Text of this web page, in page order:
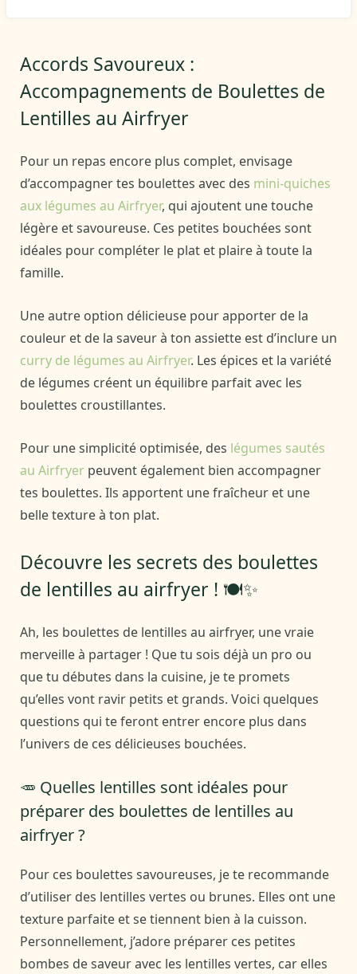
Accords Savoureux :
Accompagnements de Boulettes de
Lentilles au Airfryer
Pour un repas encore plus complet, envisage
d’accompagner tes boulettes avec des mini-quiches
aux légumes au Airfryer, qui ajoutent une touche
légère et savoureuse. Ces petites bouchées sont
idéales pour compléter le plat et plaire à toute la
famille.
Une autre option délicieuse pour apporter de la
couleur et de la saveur à ton assiette est d’inclure un
curry de légumes au Airfryer. Les épices et la variété
de légumes créent un équilibre parfait avec les
boulettes croustillantes.
Pour une simplicité optimisée, des légumes sautés
au Airfryer peuvent également bien accompagner
tes boulettes. Ils apportent une fraîcheur et une
belle texture à ton plat.
Découvre les secrets des boulettes
de lentilles au airfryer ! 🍽️✨
Ah, les boulettes de lentilles au airfryer, une vraie
merveille à partager ! Que tu sois déjà un pro ou
que tu débutes dans la cuisine, je te promets
qu’elles vont ravir petits et grands. Voici quelques
questions qui te feront entrer encore plus dans
l’univers de ces délicieuses bouchées.
🥕 Quelles lentilles sont idéales pour
préparer des boulettes de lentilles au
airfryer ?
Pour ces boulettes savoureuses, je te recommande
d’utiliser des lentilles vertes ou brunes. Elles ont une
texture parfaite et se tiennent bien à la cuisson.
Personnellement, j’adore préparer ces petites
bombes de saveur avec les lentilles vertes, car elles